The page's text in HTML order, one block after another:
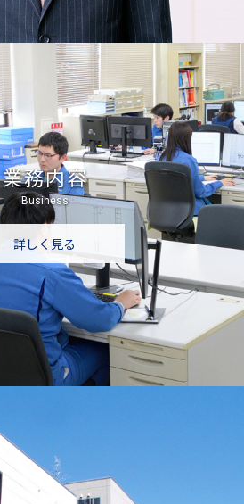
業務内容
Business
詳しく見る